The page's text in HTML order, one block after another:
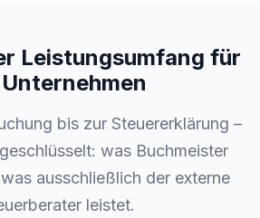
Leistungsumfang für
bis zur Steuererklärung –
was Buchmeister
ausschließlich der externe
leistet.